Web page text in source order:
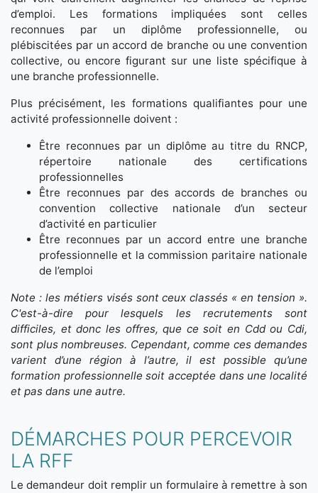
d’emploi. Les formations impliquées sont celles
reconnues par un diplôme professionnelle, ou
plébiscitées par un accord de branche ou une convention
collective, ou encore figurant sur une liste spécifique à
une branche professionnelle.
Plus précisément, les formations qualifiantes pour une
activité professionnelle doivent :
Être reconnues par un diplôme au titre du RNCP,
répertoire nationale des certifications
professionnelles
Être reconnues par des accords de branches ou
convention collective nationale d’un secteur
d’activité en particulier
Être reconnues par un accord entre une branche
professionnelle et la commission paritaire nationale
de l’emploi
Note : les métiers visés sont ceux classés « en tension ».
C'est-à-dire pour lesquels les recrutements sont
difficiles, et donc les offres, que ce soit en Cdd ou Cdi,
sont plus nombreuses. Cependant, comme ces demandes
varient d’une région à l’autre, il est possible qu’une
formation professionnelle soit acceptée dans une localité
et pas dans une autre.
DÉMARCHES POUR PERCEVOIR
LA RFF
Le demandeur doit remplir un formulaire à remettre à son